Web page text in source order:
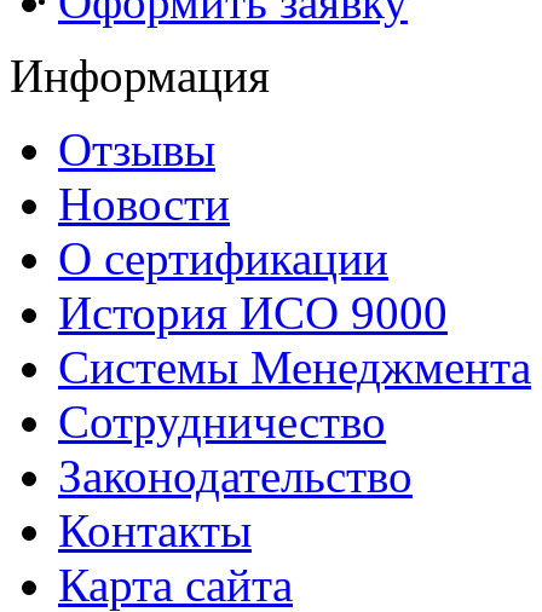
Информация
Отзывы
Новости
О сертификации
История ИСО 9000
Системы Менеджмента
Сотрудничество
Законодательство
Контакты
Карта сайта